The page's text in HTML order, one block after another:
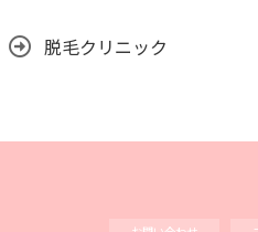
脱毛クリニック